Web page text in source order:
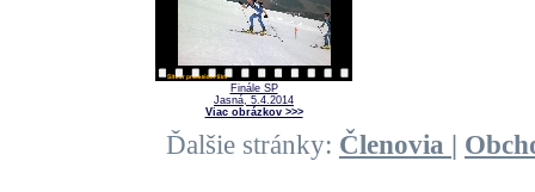
Finále SP
Jasná, 5.4.2014
Viac obrázkov >>>
Ďalšie stránky: Členovia |